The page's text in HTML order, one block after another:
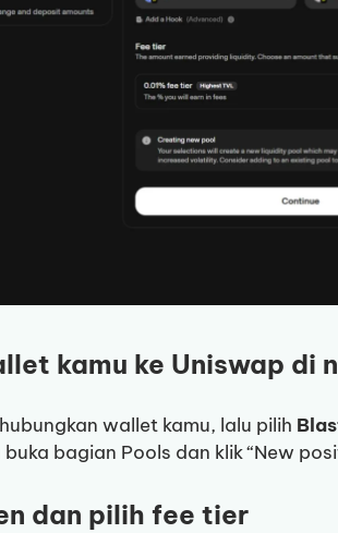
kamu ke Uniswap di
wallet kamu, lalu pilih
bagian Pools dan klik “New
dan pilih fee tier